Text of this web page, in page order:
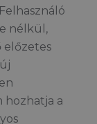
nélkül,
előzetes
hozhatja a